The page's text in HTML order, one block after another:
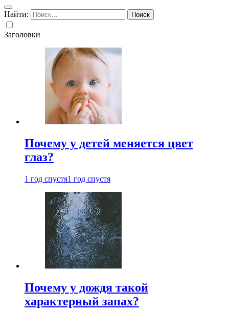
Найти:
Заголовки
Почему у детей меняется цвет
глаз?
1 год спустя1 год спустя
Почему у дождя такой
характерный запах?